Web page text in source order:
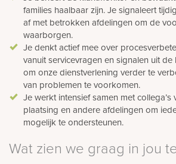
families haalbaar zijn. Je signaleert
af met betrokken afdelingen om de
waarborgen.
Je denkt actief mee over
vanuit servicevragen en signalen uit
om onze dienstverlening verder te
van problemen te voorkomen.
Je werkt intensief samen met collega’s
plaatsing en andere afdelingen om
mogelijk te ondersteunen.
Wat zien we graag in jou